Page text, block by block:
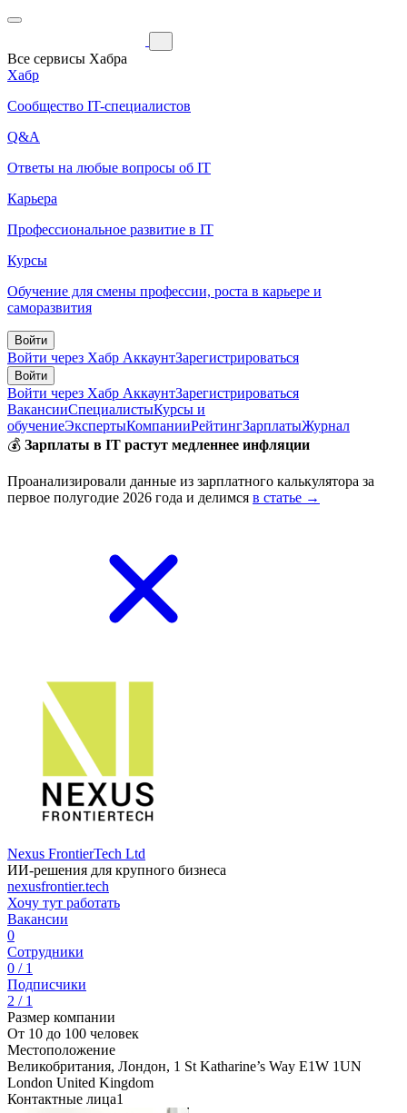
Все сервисы Хабра
Хабр
Сообщество IT-специалистов
Q&A
Ответы на любые вопросы об IT
Карьера
Профессиональное развитие в IT
Курсы
Обучение для смены профессии, роста в карьере и
саморазвития
Войти
Войти через Хабр АккаунтЗарегистрироваться
Войти
Войти через Хабр АккаунтЗарегистрироваться
ВакансииСпециалистыКурсы и
обучениеЭкспертыКомпанииРейтингЗарплатыЖурнал
💰 Зарплаты в IT растут медленнее инфляции
Проанализировали данные из зарплатного калькулятора за
первое полугодие 2026 года и делимся в статье →
Nexus FrontierTech Ltd
ИИ-решения для крупного бизнеса
nexusfrontier.tech
Хочу тут работать
Вакансии
0
Сотрудники
0 / 1
Подписчики
2 / 1
Размер компании
От 10 до 100 человек
Местоположение
Великобритания, Лондон, 1 St Katharine’s Way E1W 1UN
London United Kingdom
Контактные лица1